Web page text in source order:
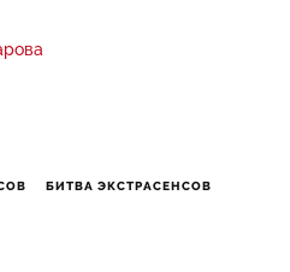
БИТВА ЭКСТРАСЕНСОВ